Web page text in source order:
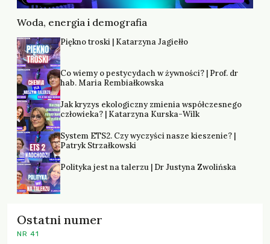
Woda, energia i demografia
Piękno troski | Katarzyna Jagiełło
Co wiemy o pestycydach w żywności? | Prof. dr
hab. Maria Rembiałkowska
Jak kryzys ekologiczny zmienia współczesnego
człowieka? | Katarzyna Kurska-Wilk
System ETS2. Czy wyczyści nasze kieszenie? |
Patryk Strzałkowski
Polityka jest na talerzu | Dr Justyna Zwolińska
Ostatni numer
NR 41